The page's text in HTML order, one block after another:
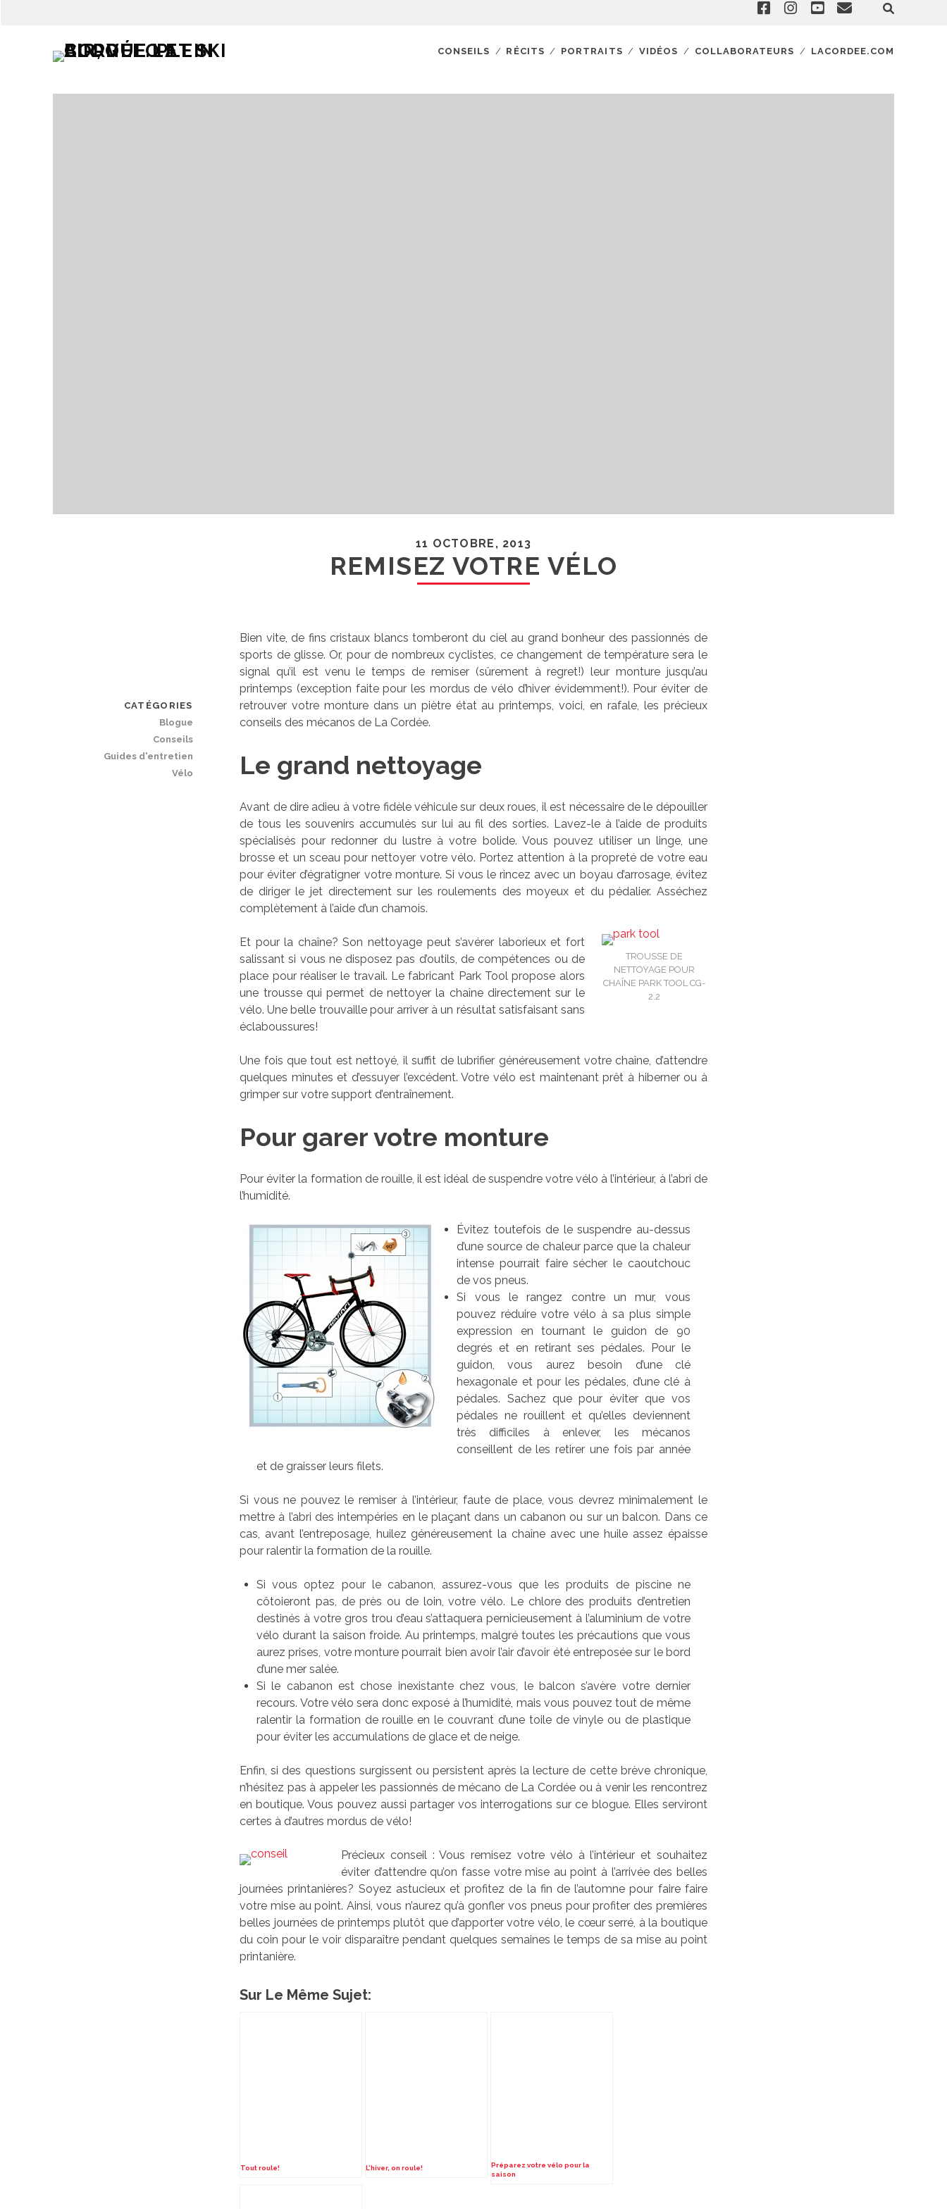
CONSEILS RÉCITS PORTRAITS VIDÉOS COLLABORATEURS LACORDEE.COM
11 OCTOBRE, 2013
REMISEZ VOTRE VÉLO
Bien vite, de fins cristaux blancs tomberont du ciel au grand bonheur des passionnés de
sports de glisse. Or, pour de nombreux cyclistes, ce changement de température sera le
signal qu’il est venu le temps de remiser (sûrement à regret!) leur monture jusqu’au
printemps (exception faite pour les mordus de vélo d’hiver évidemment!). Pour éviter de
retrouver votre monture dans un piètre état au printemps, voici, en rafale, les précieux
conseils des mécanos de La Cordée.
Le grand nettoyage
Avant de dire adieu à votre fidèle véhicule sur deux roues, il est nécessaire de le dépouiller
de tous les souvenirs accumulés sur lui au fil des sorties. Lavez-le à l’aide de produits
spécialisés pour redonner du lustre à votre bolide. Vous pouvez utiliser un linge, une
brosse et un sceau pour nettoyer votre vélo. Portez attention à la propreté de votre eau
pour éviter d’égratigner votre monture. Si vous le rincez avec un boyau d’arrosage, évitez
de diriger le jet directement sur les roulements des moyeux et du pédalier. Asséchez
complètement à l’aide d’un chamois.
TROUSSE DE
NETTOYAGE POUR
CHAÎNE PARK TOOL CG-
2.2
Et pour la chaîne? Son nettoyage peut s’avérer laborieux et fort
salissant si vous ne disposez pas d’outils, de compétences ou de
place pour réaliser le travail. Le fabricant Park Tool propose alors
une trousse qui permet de nettoyer la chaîne directement sur le
vélo. Une belle trouvaille pour arriver à un résultat satisfaisant sans
éclaboussures!
Une fois que tout est nettoyé, il suffit de lubrifier généreusement votre chaîne, d’attendre
quelques minutes et d’essuyer l’excédent. Votre vélo est maintenant prêt à hiberner ou à
grimper sur votre support d’entraînement.
Pour garer votre monture
Pour éviter la formation de rouille, il est idéal de suspendre votre vélo à l’intérieur, à l’abri de
l’humidité.
Évitez toutefois de le suspendre au-dessus
d’une source de chaleur parce que la chaleur
intense pourrait faire sécher le caoutchouc
de vos pneus.
Si vous le rangez contre un mur, vous
pouvez réduire votre vélo à sa plus simple
expression en tournant le guidon de 90
degrés et en retirant ses pédales. Pour le
guidon, vous aurez besoin d’une clé
hexagonale et pour les pédales, d’une clé à
pédales. Sachez que pour éviter que vos
pédales ne rouillent et qu’elles deviennent
très difficiles à enlever, les mécanos
conseillent de les retirer une fois par année
et de graisser leurs filets.
Si vous ne pouvez le remiser à l’intérieur, faute de place, vous devrez minimalement le
mettre à l’abri des intempéries en le plaçant dans un cabanon ou sur un balcon. Dans ce
cas, avant l’entreposage, huilez généreusement la chaîne avec une huile assez épaisse
pour ralentir la formation de la rouille.
Si vous optez pour le cabanon, assurez-vous que les produits de piscine ne
côtoieront pas, de près ou de loin, votre vélo. Le chlore des produits d’entretien
destinés à votre gros trou d’eau s’attaquera pernicieusement à l’aluminium de votre
vélo durant la saison froide. Au printemps, malgré toutes les précautions que vous
aurez prises, votre monture pourrait bien avoir l’air d’avoir été entreposée sur le bord
d’une mer salée.
Si le cabanon est chose inexistante chez vous, le balcon s’avère votre dernier
recours. Votre vélo sera donc exposé à l’humidité, mais vous pouvez tout de même
ralentir la formation de rouille en le couvrant d’une toile de vinyle ou de plastique
pour éviter les accumulations de glace et de neige.
Enfin, si des questions surgissent ou persistent après la lecture de cette brève chronique,
n’hésitez pas à appeler les passionnés de mécano de La Cordée ou à venir les rencontrez
en boutique. Vous pouvez aussi partager vos interrogations sur ce blogue. Elles serviront
certes à d’autres mordus de vélo!
Précieux conseil : Vous remisez votre vélo à l’intérieur et souhaitez
éviter d’attendre qu’on fasse votre mise au point à l’arrivée des belles
journées printanières? Soyez astucieux et profitez de la fin de l’automne pour faire faire
votre mise au point. Ainsi, vous n’aurez qu’à gonfler vos pneus pour profiter des premières
belles journées de printemps plutôt que d’apporter votre vélo, le cœur serré, à la boutique
du coin pour le voir disparaître pendant quelques semaines le temps de sa mise au point
printanière.
Sur Le Même Sujet:
Tout roule! L’hiver, on roule!
Préparez votre vélo pour la
saison
CATÉGORIES
Blogue
Conseils
Guides d'entretien
Vélo